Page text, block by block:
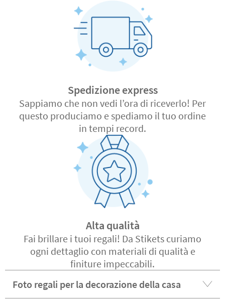
Spedizione express
Sappiamo che non vedi l’ora di riceverlo! Per
questo produciamo e spediamo il tuo ordine
in tempi record.
Alta qualità
Fai brillare i tuoi regali! Da Stikets curiamo
ogni dettaglio con materiali di qualità e
finiture impeccabili.
Foto regali per la decorazione della casa